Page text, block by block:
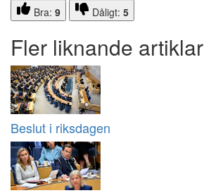
Bra: 9 Dåligt: 5
Fler liknande artiklar
Beslut i riksdagen